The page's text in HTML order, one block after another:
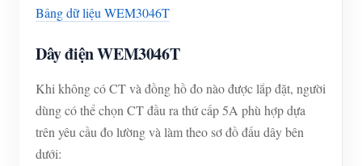
Bảng dữ liệu WEM3046T
Dây điện WEM3046T
Khi không có CT và đồng hồ đo nào được lắp đặt, người
dùng có thể chọn CT đầu ra thứ cấp 5A phù hợp dựa
trên yêu cầu đo lường và làm theo sơ đồ đấu dây bên
dưới: